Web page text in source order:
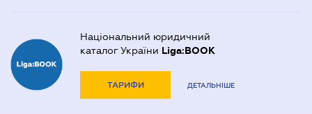
Національний юридичний
каталог України Liga:BOOK
ТАРИФИ ДЕТАЛЬНІШЕ